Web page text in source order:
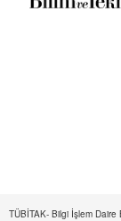
TÜBİTAK- Bilgi İşlem Daire